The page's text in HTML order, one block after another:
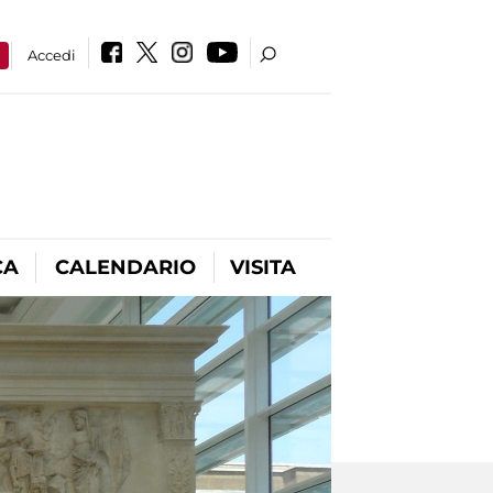
Accedi
CALENDARIO VISITA